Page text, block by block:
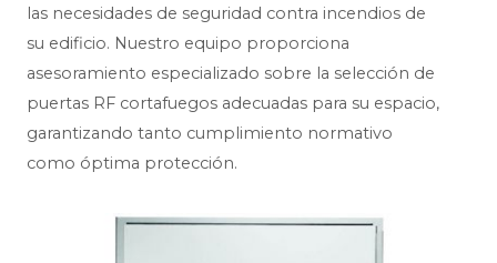
las necesidades de seguridad contra incendios de
su edificio. Nuestro equipo proporciona
asesoramiento especializado sobre la selección de
puertas RF cortafuegos adecuadas para su espacio,
garantizando tanto cumplimiento normativo
como óptima protección.